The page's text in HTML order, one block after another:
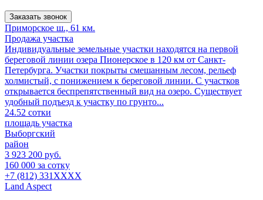
Заказать звонок
Приморское ш., 61 км.
Продажа участка
Индивидуальные земельные участки находятся на первой
береговой линии озера Пионерское в 120 км от Санкт-
Петербурга. Участки покрыты смешанным лесом, рельеф
холмистый, с понижением к береговой линии. С участков
открывается беспрепятственный вид на озеро. Существует
удобный подъезд к участку по грунто...
24.52 сотки
площадь участка
Выборгский
район
3 923 200 руб.
160 000 за сотку
+7 (812) 331XXXX
Land Aspect